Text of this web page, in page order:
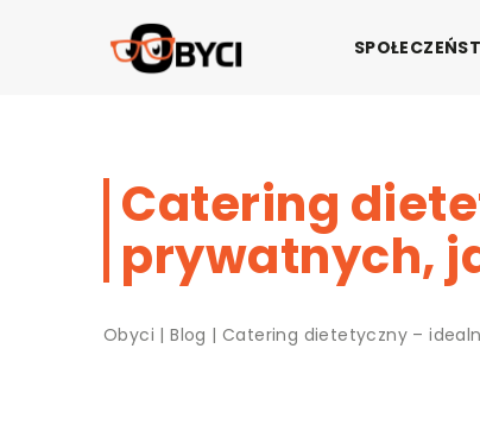
Catering
prywatnych,
Obyci |Blog |Catering dietetyczny –